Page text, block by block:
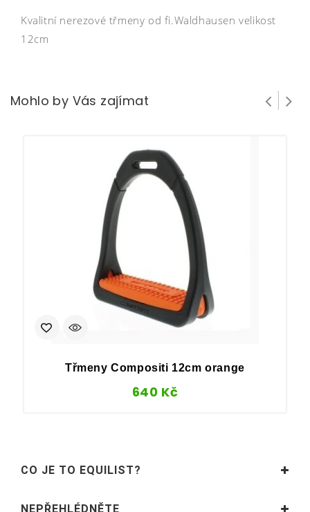
Kvalitní nerezové třmeny od fi.Waldhausen velikost
12cm
Mohlo by Vás zajímat
Třmeny Compositi 12cm orange
640 Kč
CO JE TO EQUILIST?
NEPŘEHLÉDNĚTE